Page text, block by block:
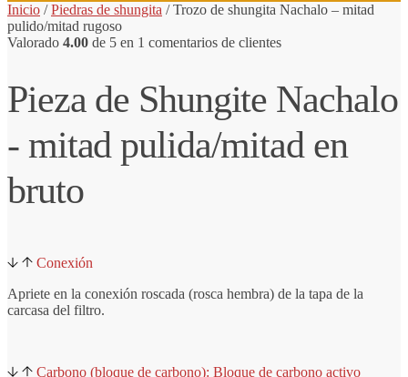
Inicio /Piedras de shungita /Trozo de shungita Nachalo – mitad
pulido/mitad rugoso
Valorado 4.00 de 5 en 1 comentarios de clientes
Pieza de Shungite Nachalo
- mitad pulida/mitad en
bruto
Conexión
Apriete en la conexión roscada (rosca hembra) de la tapa de la
carcasa del filtro.
Carbono (bloque de carbono): Bloque de carbono activo